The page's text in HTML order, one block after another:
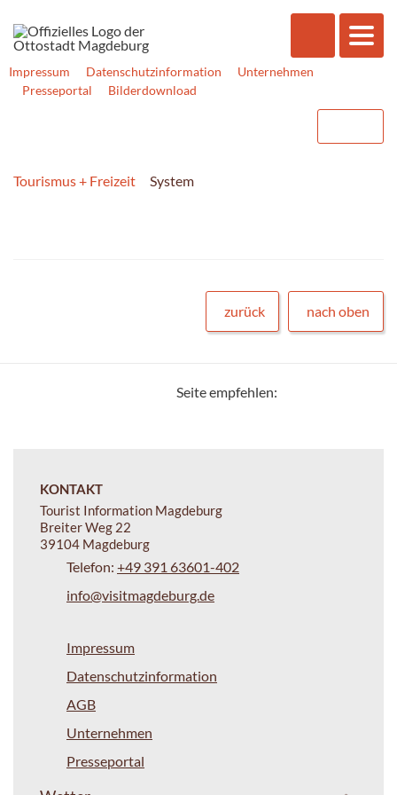
Impressum Datenschutzinformation
Unternehmen
Presseportal
Bilderdownload
Tourismus + Freizeit System
zurück nach oben
Seite empfehlen:
KONTAKT
Tourist Information Magdeburg
Breiter Weg 22
39104 Magdeburg
Telefon: +49 391 63601-402
info@visitmagdeburg.de
Impressum
Datenschutzinformation
AGB
Unternehmen
Presseportal